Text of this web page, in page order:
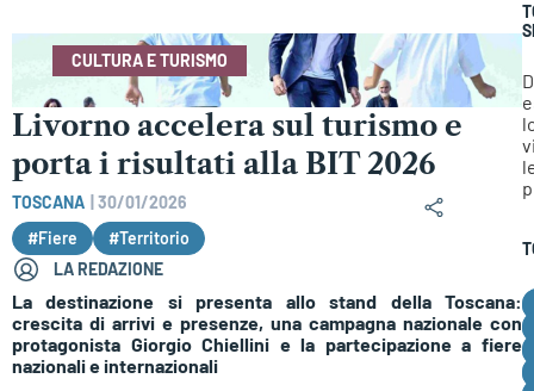
CULTURA E TURISMO
Livorno accelera sul turismo e
porta i risultati alla BIT 2026
TOSCANA
30/01/2026
#Fiere
#Territorio
LA REDAZIONE
La destinazione si presenta allo stand della Toscana:
crescita di arrivi e presenze, una campagna nazionale con
protagonista Giorgio Chiellini e la partecipazione a fiere
nazionali e internazionali